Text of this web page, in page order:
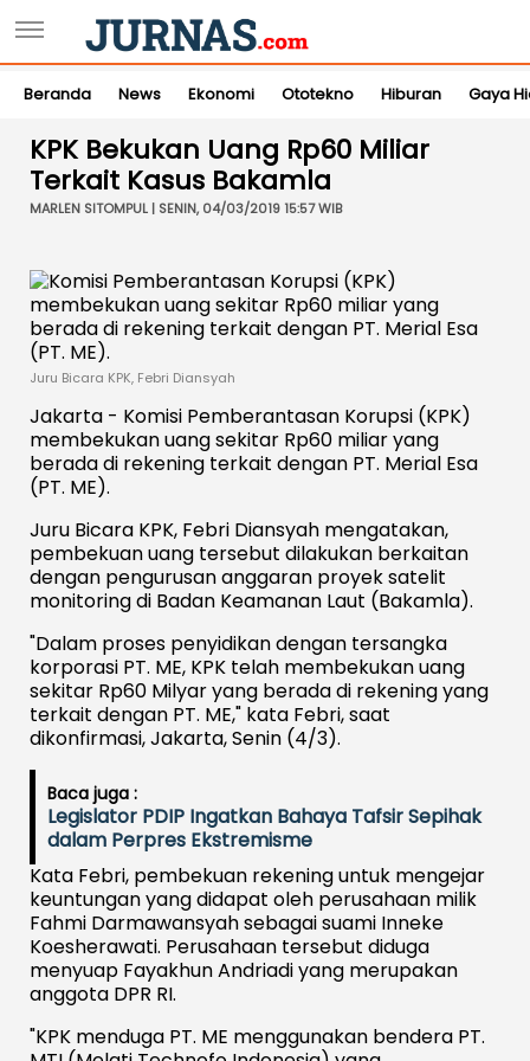
Beranda News Ekonomi Ototekno Hiburan Gaya
KPK Bekukan Uang Rp60 Miliar
Terkait Kasus Bakamla
MARLEN SITOMPUL | SENIN, 04/03/2019 15:57 WIB
Juru Bicara KPK, Febri Diansyah
Jakarta - Komisi Pemberantasan Korupsi (KPK)
membekukan uang sekitar Rp60 miliar yang
berada di rekening terkait dengan PT. Merial Esa
(PT. ME).
Juru Bicara KPK, Febri Diansyah mengatakan,
pembekuan uang tersebut dilakukan berkaitan
dengan pengurusan anggaran proyek satelit
monitoring di Badan Keamanan Laut (Bakamla).
"Dalam proses penyidikan dengan tersangka
korporasi PT. ME, KPK telah membekukan uang
sekitar Rp60 Milyar yang berada di rekening yang
terkait dengan PT. ME," kata Febri, saat
dikonfirmasi, Jakarta, Senin (4/3).
Baca juga :
Legislator PDIP Ingatkan Bahaya Tafsir Sepihak
dalam Perpres Ekstremisme
Kata Febri, pembekuan rekening untuk mengejar
keuntungan yang didapat oleh perusahaan milik
Fahmi Darmawansyah sebagai suami Inneke
Koesherawati. Perusahaan tersebut diduga
menyuap Fayakhun Andriadi yang merupakan
anggota DPR RI.
"KPK menduga PT. ME menggunakan bendera PT.